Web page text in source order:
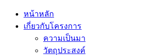
หน้าหลัก
เกี่ยวกับโครงการ
ความเป็นมา
วัตถุประสงค์